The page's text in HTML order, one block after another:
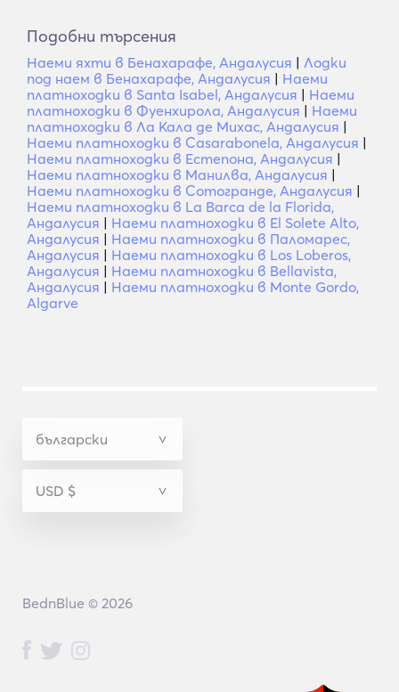
Подобни търсения
Наеми яхти в Бенахарафе, Андалусия | Лодки
под наем в Бенахарафе, Андалусия | Наеми
платноходки в Santa Isabel, Андалусия | Наеми
платноходки в Фуeнхирола, Андалусия | Наеми
платноходки в Ла Кала де Михас, Андалусия |
Наеми платноходки в Casarabonela, Андалусия |
Наеми платноходки в Естепона, Андалусия |
Наеми платноходки в Манилва, Андалусия |
Наеми платноходки в Сотогранде, Андалусия |
Наеми платноходки в La Barca de la Florida,
Андалусия | Наеми платноходки в El Solete Alto,
Андалусия | Наеми платноходки в Паломарес,
Андалусия | Наеми платноходки в Los Loberos,
Андалусия | Наеми платноходки в Bellavista,
Андалусия | Наеми платноходки в Monte Gordo,
Algarve
BednBlue © 2026